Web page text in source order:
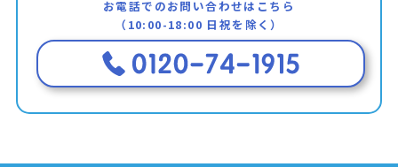
お電話でのお問い合わせはこちら
（10:00-18:00 日祝を除く）